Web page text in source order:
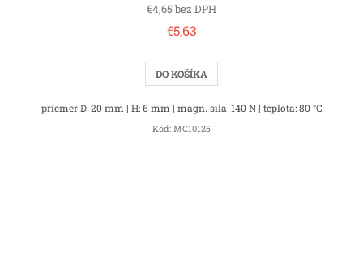
€4,65 bez DPH
€5,63
DO KOŠÍKA
priemer D: 20 mm | H: 6 mm | magn. sila: 140 N | teplota: 80 °C
Kód: MC10125